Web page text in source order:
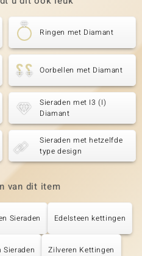
Ringen met Diamant
Oorbellen met Diamant
Sieraden met I3 (I)
Diamant
Sieraden met hetzelfde
type design
van dit item
Sieraden Edelsteen kettingen
Sieraden Zilveren Kettingen